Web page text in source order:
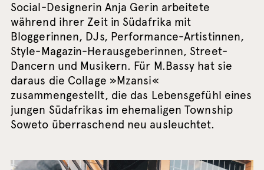
Social-Designerin Anja Gerin arbeitete
während ihrer Zeit in Südafrika mit
Bloggerinnen, DJs, Performance-Artistinnen,
Style-Magazin-Herausgeberinnen, Street-
Dancern und Musikern. Für M.Bassy hat sie
daraus die Collage »Mzansi«
zusammengestellt, die das Lebensgefühl eines
jungen Südafrikas im ehemaligen Township
Soweto überraschend neu ausleuchtet.